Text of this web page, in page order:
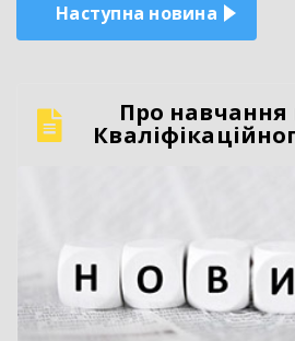
Наступна новина
Про навчання